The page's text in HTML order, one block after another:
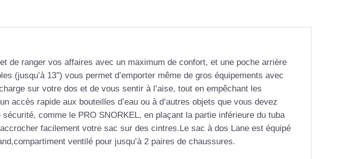
de ranger vos affaires avec un maximum de confort, et une poche arrière
(jusqu’à 13″) vous permet d’emporter même de gros équipements avec
sur votre dos et de vous sentir à l’aise, tout en empêchant les
rapide aux bouteilles d’eau ou à d’autres objets que vous devez
comme le PRO SNORKEL, en plaçant la partie inférieure du tuba
facilement votre sac sur des cintres.Le sac à dos Lane est équipé
ventilé pour jusqu’à 2 paires de chaussures.